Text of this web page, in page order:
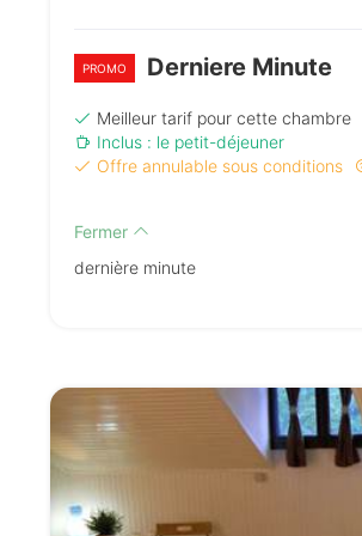
PROMO Derniere Minute
Meilleur tarif pour cette chambre
Inclus : le petit-déjeuner
Offre annulable sous conditions
Fermer
dernière minute